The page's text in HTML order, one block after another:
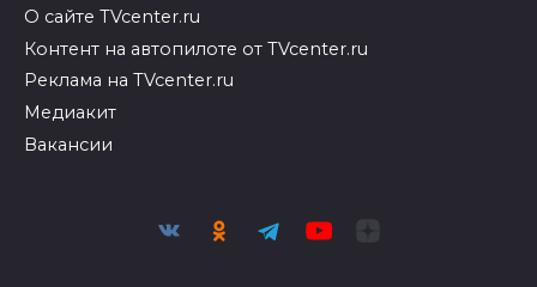
О сайте TVcenter.ru
Контент на автопилоте от TVcenter.ru
Реклама на TVcenter.ru
Медиакит
Вакансии